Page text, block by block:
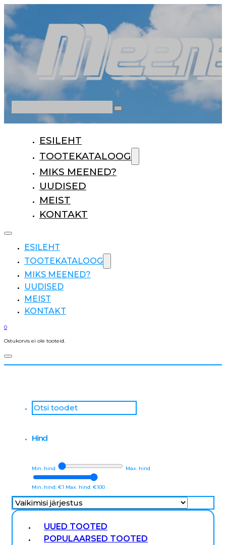
ESILEHT
TOOTEKATALOOG
MIKS MEENED?
UUDISED
MEIST
KONTAKT
ESILEHT
TOOTEKATALOOG
MIKS MEENED?
UUDISED
MEIST
KONTAKT
0
Ostukorvis ei ole tooteid.
Otsi
Hind
Min. hind Max. hind
Min. hind: €1 Max. hind: €100
UUED TOOTED
POPULAARSED TOOTED